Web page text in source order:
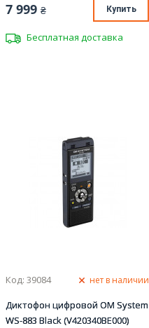
7 999 ₴ Купить
Бесплатная доставка
Код: 39084 нет в наличии
Диктофон цифровой OM System
WS-883 Black (V420340BE000)